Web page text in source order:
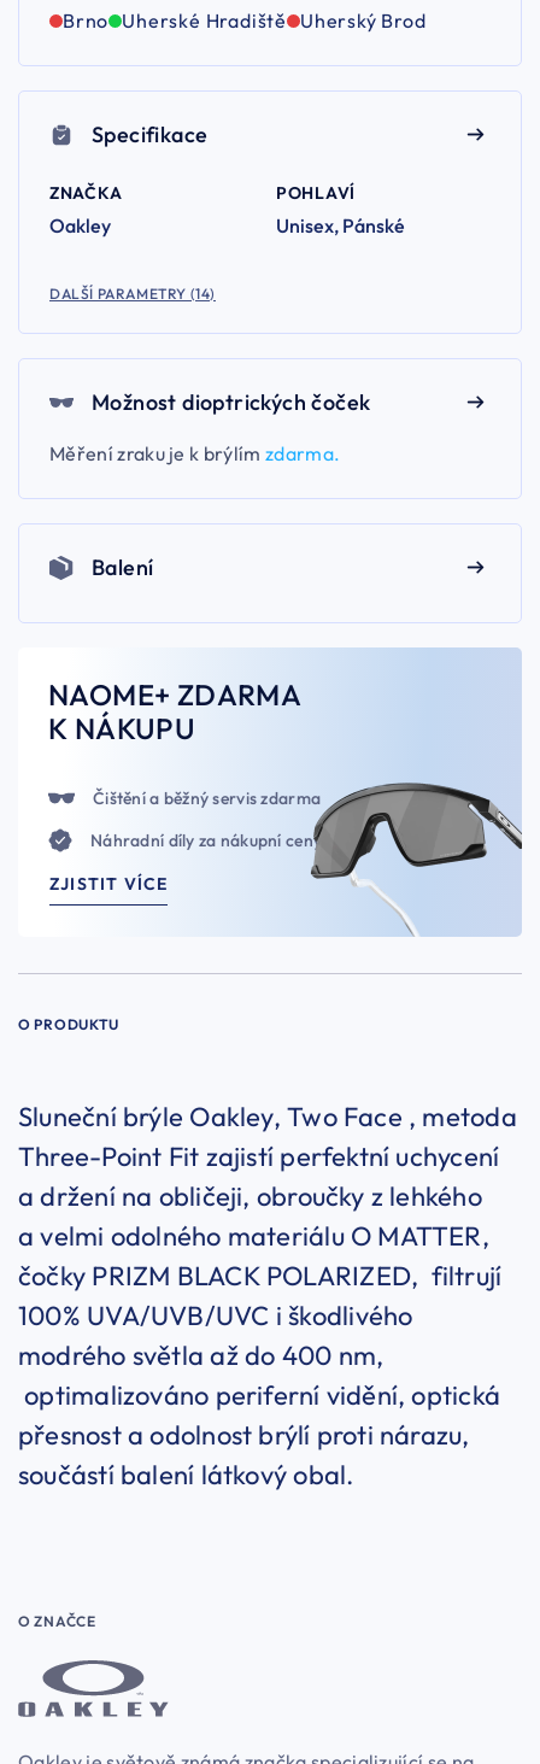
Brno Uherské Hradiště Uherský Brod
Specifikace
ZNAČKA
Oakley
POHLAVÍ
Unisex, Pánské
DALŠÍ PARAMETRY (14)
Možnost dioptrických čoček
Měření zraku je k brýlím zdarma.
Balení
NAOME+ ZDARMA
K NÁKUPU
Čištění a běžný servis zdarma
Náhradní díly za nákupní ceny
ZJISTIT VÍCE
O PRODUKTU
Sluneční brýle Oakley, Two Face , metoda
Three-Point Fit zajistí perfektní uchycení
a držení na obličeji, obroučky z lehkého
a velmi odolného materiálu O MATTER,
čočky PRIZM BLACK POLARIZED, filtrují
100% UVA/UVB/UVC i škodlivého
modrého světla až do 400 nm,
optimalizováno periferní vidění, optická
přesnost a odolnost brýlí proti nárazu,
součástí balení látkový obal.
O ZNAČCE